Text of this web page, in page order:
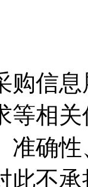
购信
等相
准确
此不